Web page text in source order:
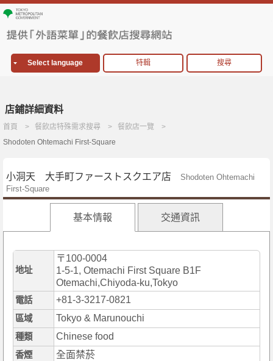
Select language 特輯 搜尋
店鋪詳細資料
首頁 餐飲店特殊需求搜尋
餐飲店一覽
Shodoten Ohtemachi First-Square
小洞天 大手町ファーストスクエア店
Shodoten Ohtemachi
First-Square
基本情報 交通資訊
地址
〒100-0004
1-5-1, Otemachi First Square B1F
Otemachi,Chiyoda-ku,Tokyo
電話 +81-3-3217-0821
區域 Tokyo & Marunouchi
種類 Chinese food
香煙 全面禁菸